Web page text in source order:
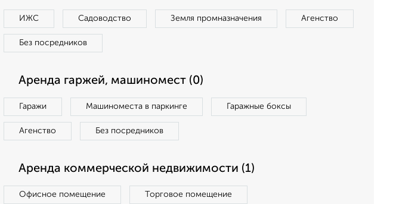
ИЖС Садоводство Земля промназначения Агенство
Без посредников
Аренда гаржей, машиномест (0)
Гаражи Машиноместа в паркинге Гаражные боксы
Агенство Без посредников
Аренда коммерческой недвижимости (1)
Офисное помещение Торговое помещение